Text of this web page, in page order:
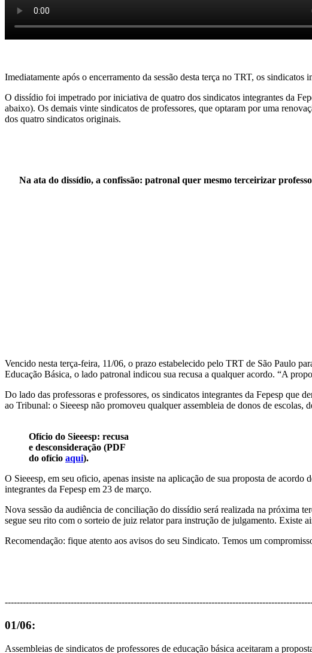
Imediatamente após o encerramento da sessão desta terça no TRT, os
O dissídio foi impetrado por iniciativa de quatro dos sindicatos integrantes da
abaixo). Os demais vinte sindicatos de professores, que optaram por uma
dos quatro sindicatos originais.
Na ata do dissídio, a confissão: patronal quer mesmo terceirizar
Vencido nesta terça-feira, 11/06, o prazo estabelecido pelo TRT de São Paulo
Educação Básica, o lado patronal indicou sua recusa a qualquer acordo. “A
Do lado das professoras e professores, os sindicatos integrantes da Fepesp que
ao Tribunal: o Sieeesp não promoveu qualquer assembleia de donos de
Ofício do Sieeesp: recusa
e desconsideração (PDF
do ofício aqui).
O Sieeesp, em seu oficio, apenas insiste na aplicação de sua proposta de
integrantes da Fepesp em 23 de março.
Nova sessão da audiência de conciliação do dissídio será realizada na próxima
segue seu rito com o sorteio de juiz relator para instrução de julgamento.
Recomendação: fique atento aos avisos do seu Sindicato. Temos um
01/06:
Assembleias de sindicatos de professores de educação básica aceitaram a